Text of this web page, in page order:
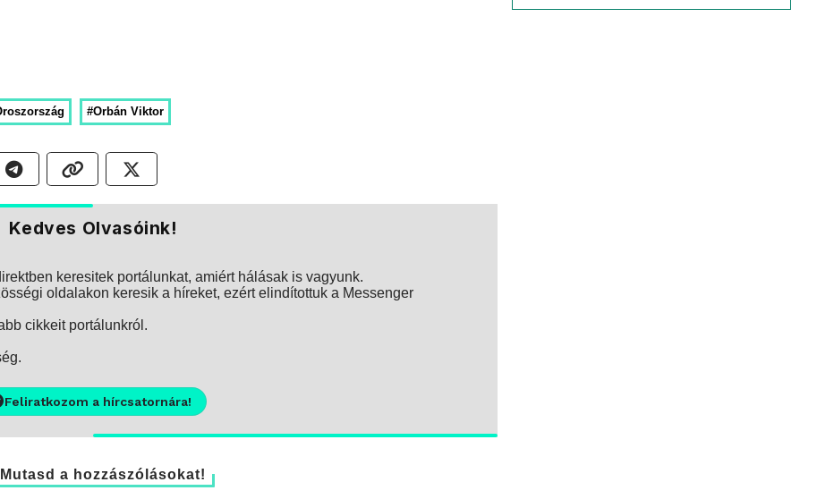
#Orbán Viktor
Kedves Olvasóink!
keresitek portálunkat, amiért hálásak is vagyunk.
oldalakon keresik a híreket, ezért elindítottuk a Messenger
cikkeit portálunkról.
Feliratkozom a hírcsatornára!
Mutasd a hozzászólásokat!